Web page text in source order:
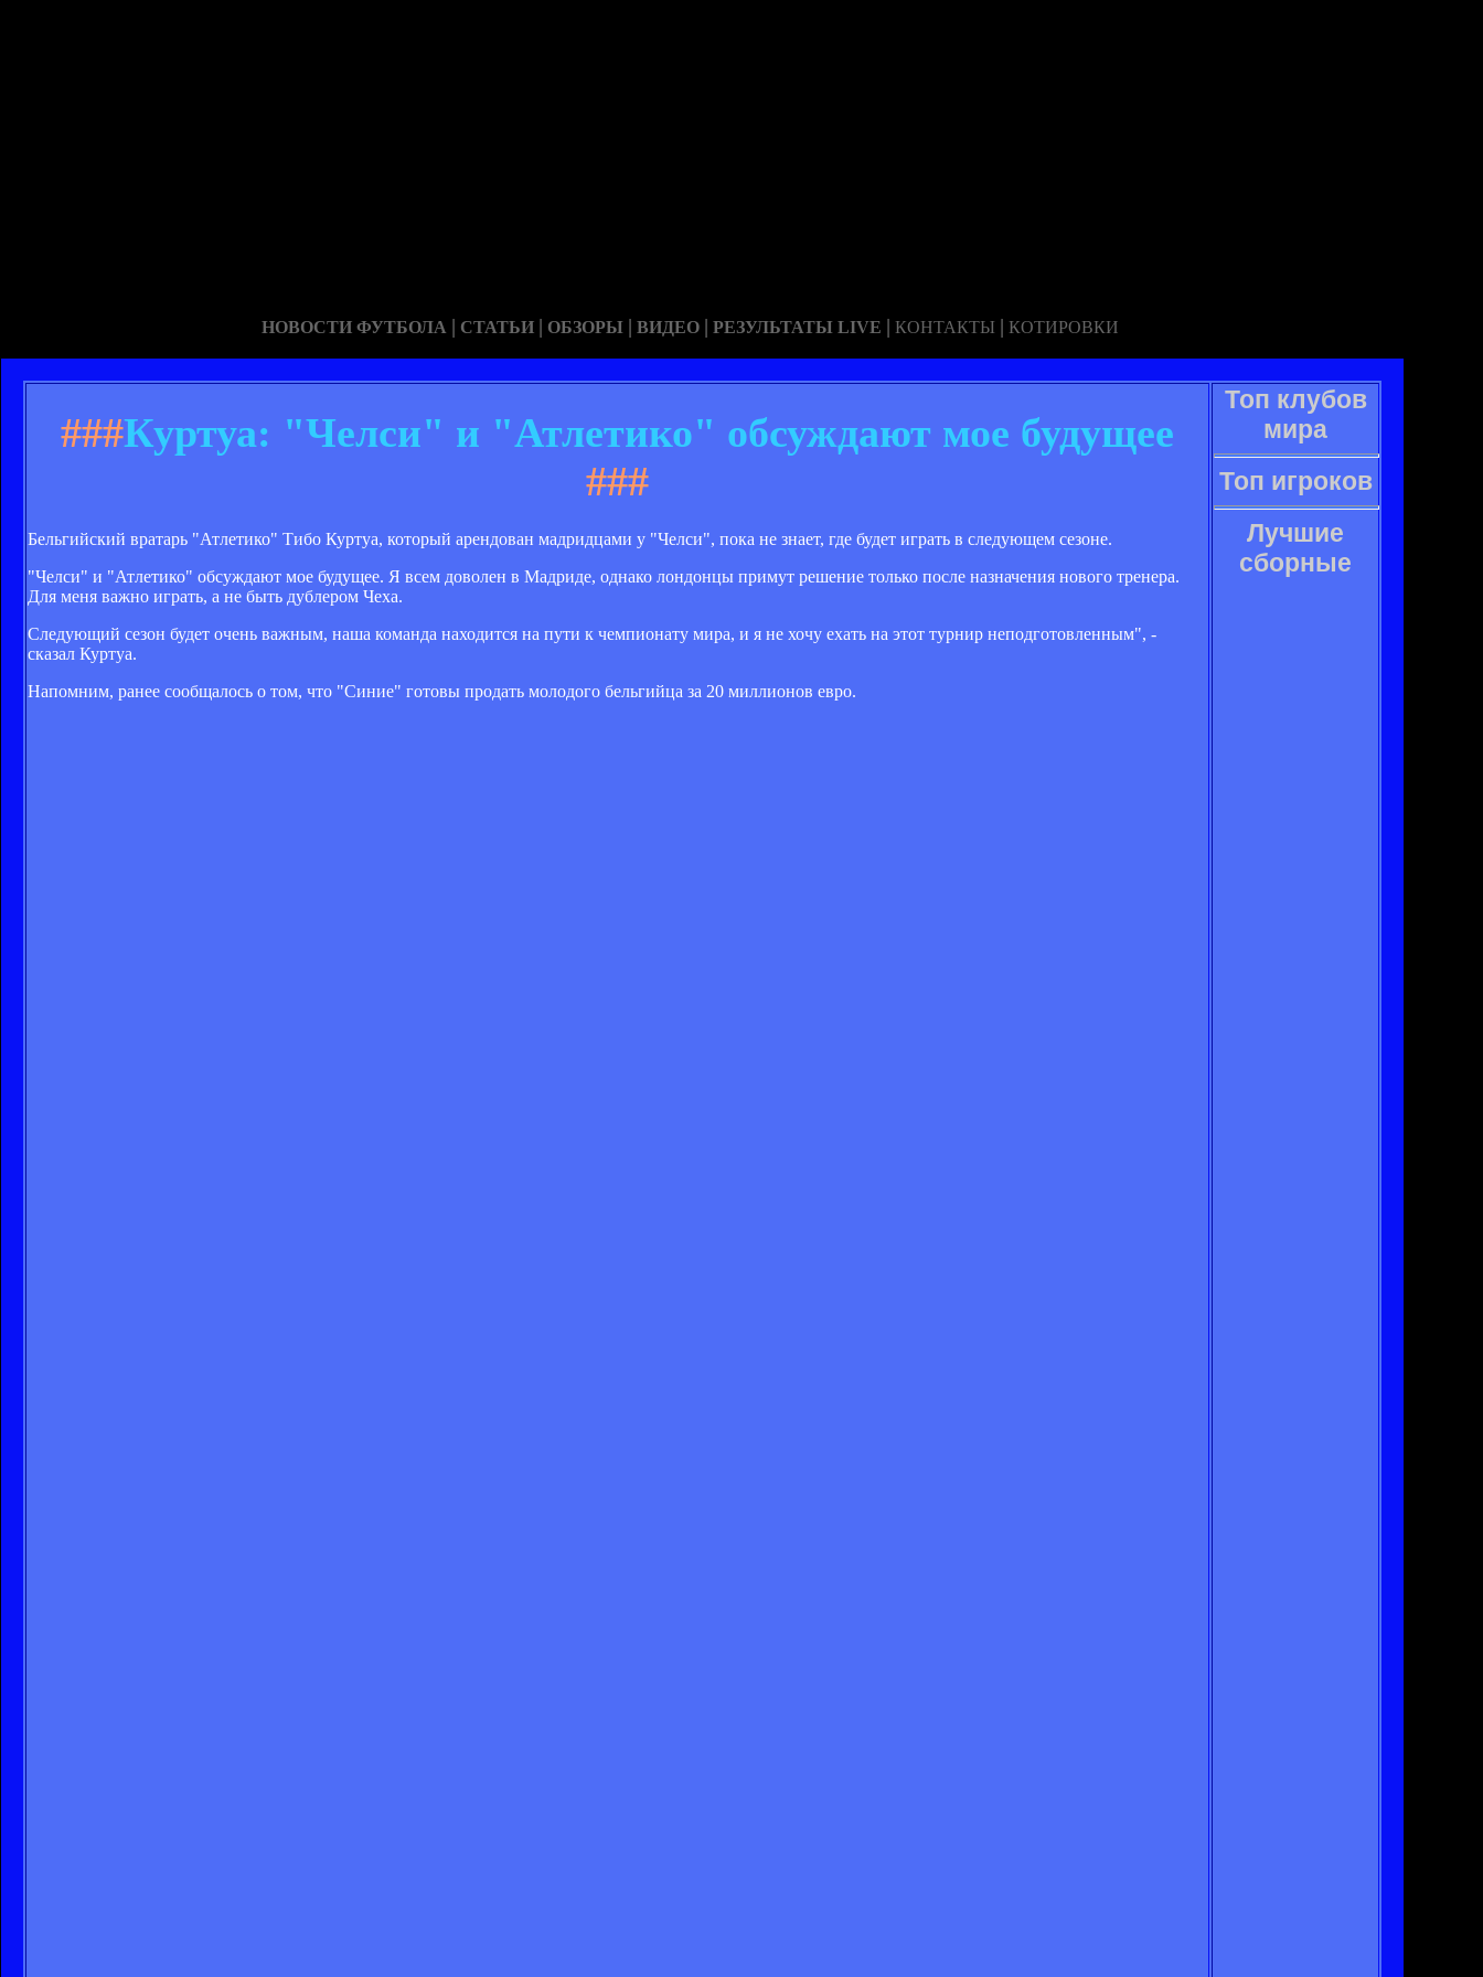
НОВОСТИ ФУТБОЛА | СТАТЬИ | ОБЗОРЫ | ВИДЕО | РЕЗУЛЬТАТЫ LIVE | КОНТАКТЫ | КОТИРОВКИ
###Куртуа: "Челси" и "Атлетико" обсуждают мое будущее
###
Бельгийский вратарь "Атлетико" Тибо Куртуа, который арендован мадридцами у "Челси", пока не знает, где будет играть в следующем сезоне.
"Челси" и "Атлетико" обсуждают мое будущее. Я всем доволен в Мадриде, однако лондонцы примут решение только после назначения нового тренера.
Для меня важно играть, а не быть дублером Чеха.
Следующий сезон будет очень важным, наша команда находится на пути к чемпионату мира, и я не хочу ехать на этот турнир неподготовленным", -
сказал Куртуа.
Напомним, ранее сообщалось о том, что "Синие" готовы продать молодого бельгийца за 20 миллионов евро.
Топ клубов
мира
Топ игроков
Лучшие
сборные